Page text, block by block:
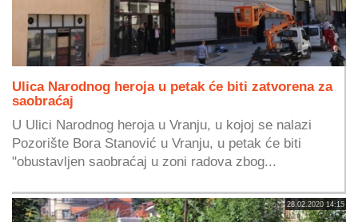
Ulica Narodnog heroja u petak će biti zatvorena za
saobraćaj
U Ulici Narodnog heroja u Vranju, u kojoj se nalazi
Pozorište Bora Stanović u Vranju, u petak će biti
"obustavljen saobraćaj u zoni radova zbog...
28.02.2020 14:15